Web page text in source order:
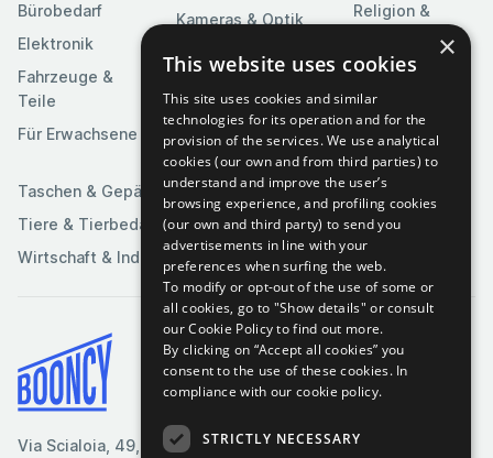
Bürobedarf
Elektronik
Fahrzeuge &
Teile
Für Erwachsene
Kameras & Optik
Kunst &
Unterhaltung
Medien
Religion &
Feierlichkeiten
Software
Spielzeuge &
Spiele
Sportartikel
Taschen & Gepäck
Tiere & Tierbedarf
Wirtschaft & Industrie
Via Scialoia, 49, Florenz,
Bedingungen & Konditionen
Cookie-Richtlinie
Datenschutzrichtlinie
×
This website uses cookies
This site uses cookies and similar
technologies for its operation and for the
provision of the services. We use analytical
cookies (our own and from third parties) to
understand and improve the user’s
browsing experience, and profiling cookies
(our own and third party) to send you
advertisements in line with your
preferences when surfing the web.
To modify or opt-out of the use of some or
all cookies, go to "Show details" or consult
our Cookie Policy to find out more.
By clicking on “Accept all cookies” you
consent to the use of these cookies. In
compliance with our cookie policy.
STRICTLY NECESSARY